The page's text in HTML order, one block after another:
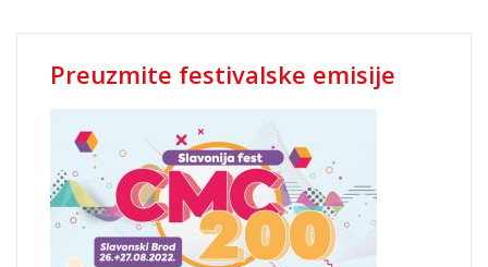
Preuzmite festivalske emisije